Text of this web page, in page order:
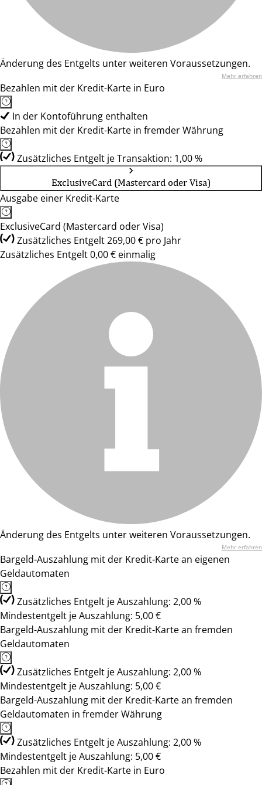
Änderung des Entgelts unter weiteren Voraussetzungen.
Mehr erfahren
Bezahlen mit der Kredit-Karte in Euro
In der Kontoführung enthalten
Bezahlen mit der Kredit-Karte in fremder Währung
Zusätzliches Entgelt je Transaktion: 1,00 %
ExclusiveCard (Mastercard oder Visa)
Ausgabe einer Kredit-Karte
ExclusiveCard (Mastercard oder Visa)
Zusätzliches Entgelt 269,00 € pro Jahr
Zusätzliches Entgelt 0,00 € einmalig
Änderung des Entgelts unter weiteren Voraussetzungen.
Mehr erfahren
Bargeld-Auszahlung mit der Kredit-Karte an eigenen
Geldautomaten
Zusätzliches Entgelt je Auszahlung: 2,00 %
Mindestentgelt je Auszahlung: 5,00 €
Bargeld-Auszahlung mit der Kredit-Karte an fremden
Geldautomaten
Zusätzliches Entgelt je Auszahlung: 2,00 %
Mindestentgelt je Auszahlung: 5,00 €
Bargeld-Auszahlung mit der Kredit-Karte an fremden
Geldautomaten in fremder Währung
Zusätzliches Entgelt je Auszahlung: 2,00 %
Mindestentgelt je Auszahlung: 5,00 €
Bezahlen mit der Kredit-Karte in Euro